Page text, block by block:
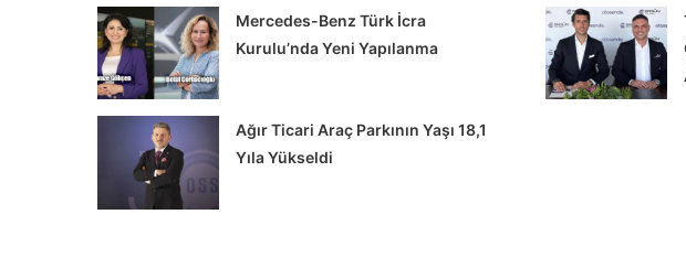
Mercedes-Benz Türk İcra
Kurulu’nda Yeni Yapılanma
Ağır Ticari Araç Parkının Yaşı 18,1
Yıla Yükseldi